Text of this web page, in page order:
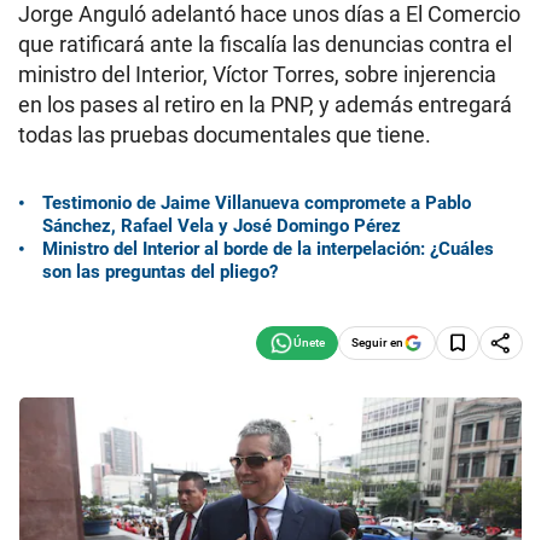
Jorge Anguló adelantó hace unos días a El Comercio
que ratificará ante la fiscalía las denuncias contra el
ministro del Interior, Víctor Torres, sobre injerencia
en los pases al retiro en la PNP, y además entregará
todas las pruebas documentales que tiene.
Testimonio de Jaime Villanueva compromete a Pablo
Sánchez, Rafael Vela y José Domingo Pérez
Ministro del Interior al borde de la interpelación: ¿Cuáles
son las preguntas del pliego?
Seguir en